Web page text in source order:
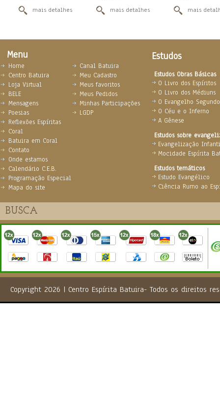
mais detalhes
mais detalhes
mais
Menu Estudos
Estudos Obras Básicas
O Livro dos Espíritos
O Livro dos Médiuns
O Evangelho
O Céu e o Inferno
A Gênese
Estudos sobre
Evangelização
Mocidade Espírita
Estudos temáticos
Estudo Evangélico
Ciência Rumo ao
Home
Centro Batuira
Loja Virtual
BELE
Mensagens
Poesias
Reflexões Espíritas
Coral
Batuira em Coral
Contato
Onde estamos
Calendário C.E.B.
Programação Especial
Mapa do site
Canal Batuira
Meu Cadastro
Meus favoritos
Meus Pedidos
Minhas Participações
LGDP
Copyright 2026 | Centro Espírita Batuira- Todos os